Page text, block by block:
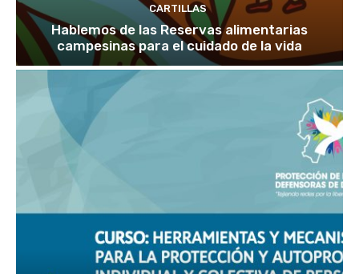
CARTILLAS
Hablemos de las Reservas alimentarias
campesinas para el cuidado de la vida